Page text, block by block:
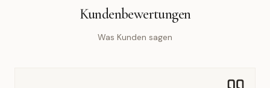
Kundenbewertungen
Was Kunden sagen